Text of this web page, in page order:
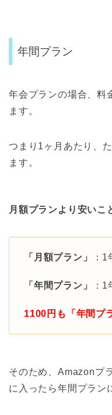
年間プラン
年会プランの場合、料
ます。
つまり1ヶ月あたり、
ます。
月額プランより安いこ
「月額プラン」 ：
「年間プラン」 ：
1100円も「年間プ
そのため、Amazonプ
に入ったら年間プラン